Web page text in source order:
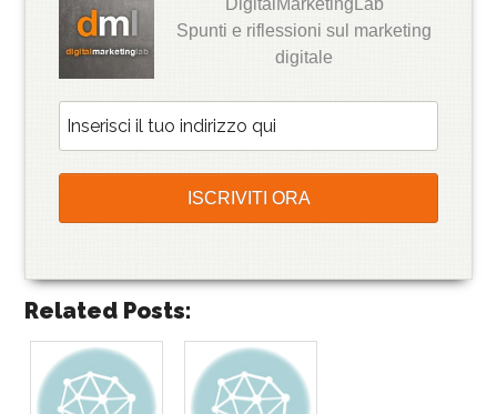
DigitalMarketingLab
Spunti e riflessioni sul marketing
digitale
Related Posts: